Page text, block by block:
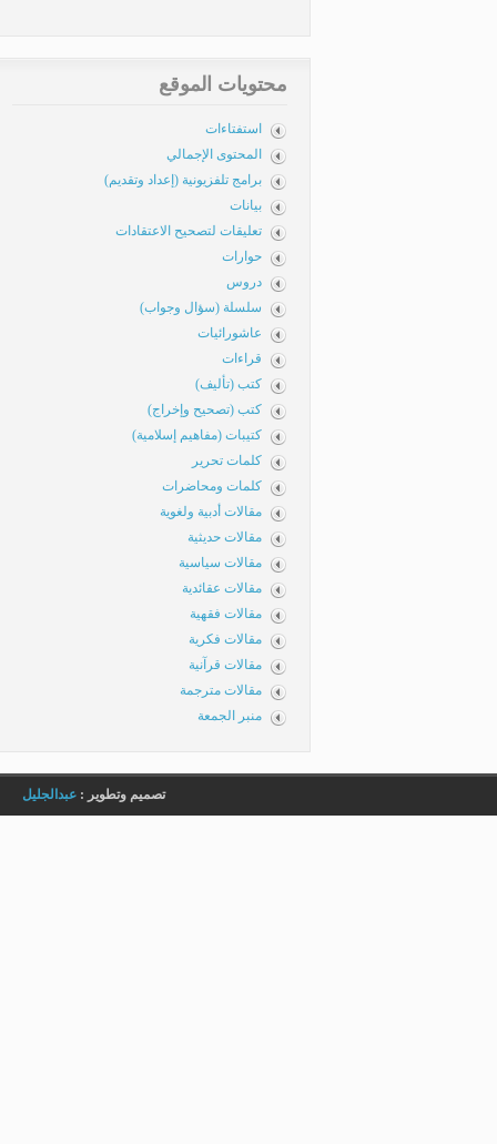
محتويات الموقع
استفتاءات
المحتوى الإجمالي
برامج تلفزيونية (إعداد وتقديم)
بيانات
تعليقات لتصحيح الاعتقادات
حوارات
دروس
سلسلة (سؤال وجواب)
عاشورائيات
قراءات
كتب (تأليف)
كتب (تصحيح وإخراج)
كتيبات (مفاهيم إسلامية)
كلمات تحرير
كلمات ومحاضرات
مقالات أدبية ولغوية
مقالات حديثية
مقالات سياسية
مقالات عقائدية
مقالات فقهية
مقالات فكرية
مقالات قرآنية
مقالات مترجمة
منبر الجمعة
تصميم وتطوير : عبدالجليل